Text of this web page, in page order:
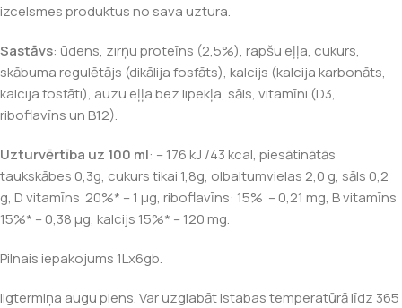
izcelsmes produktus no sava uztura.
Sastāvs: ūdens, zirņu proteīns (2,5%), rapšu eļļa, cukurs,
skābuma regulētājs (dikālija fosfāts), kalcijs (kalcija karbonāts,
kalcija fosfāti), auzu eļļa bez lipekļa, sāls, vitamīni (D3,
riboflavīns un B12).
Uzturvērtība uz 100 ml: – 176 kJ /43 kcal, piesātinātās
taukskābes 0,3g, cukurs tikai 1,8g, olbaltumvielas 2,0 g, sāls 0,2
g, D vitamīns 20%* – 1 μg, riboflavīns: 15% – 0,21 mg, B vitamīns
15%* – 0,38 μg, kalcijs 15%* – 120 mg.
Pilnais iepakojums 1Lx6gb.
Ilgtermiņa augu piens. Var uzglabāt istabas temperatūrā līdz 365